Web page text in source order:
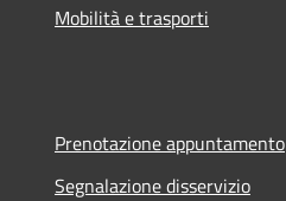
Mobilità e trasporti
Prenotazione appuntamento
Segnalazione disservizio